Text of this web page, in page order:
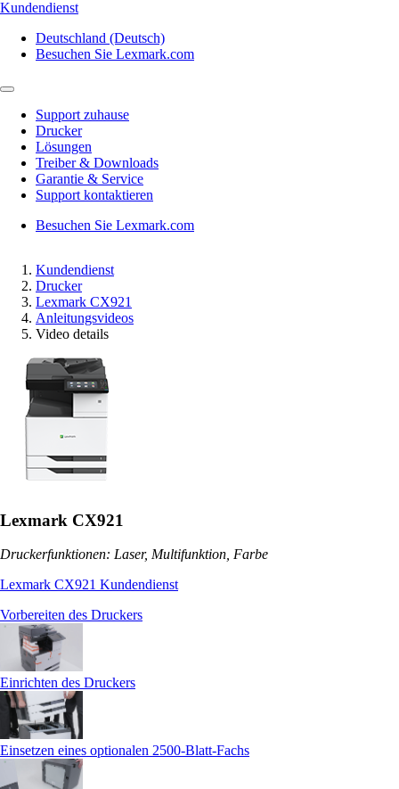
Kundendienst
Deutschland (Deutsch)
Besuchen Sie Lexmark.com
Support zuhause
Drucker
Lösungen
Treiber & Downloads
Garantie & Service
Support kontaktieren
Besuchen Sie Lexmark.com
Kundendienst
Drucker
Lexmark CX921
Anleitungsvideos
Video details
Lexmark CX921
Druckerfunktionen: Laser, Multifunktion, Farbe
Lexmark CX921 Kundendienst
Vorbereiten des Druckers
Einrichten des Druckers
Einsetzen eines optionalen 2500‑Blatt-Fachs